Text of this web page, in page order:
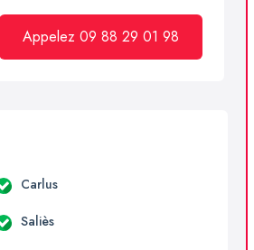
Appelez 09 88 29 01 98
Carlus
Saliès